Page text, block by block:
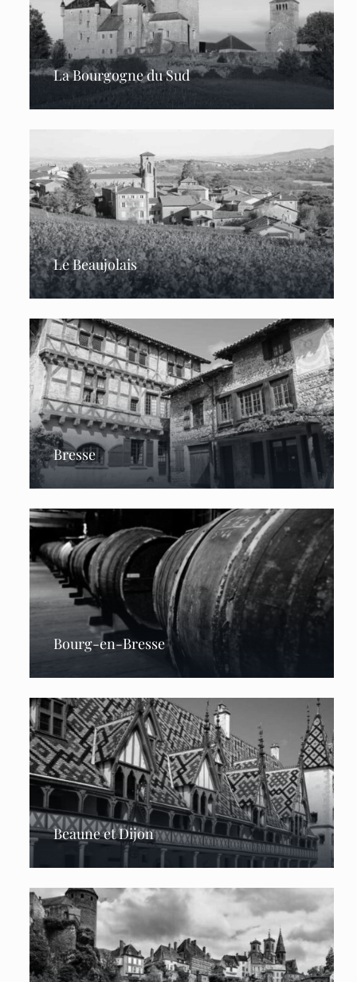
La Bourgogne du Sud
Le Beaujolais
Bresse
Bourg-en-Bresse
Beaune et Dijon